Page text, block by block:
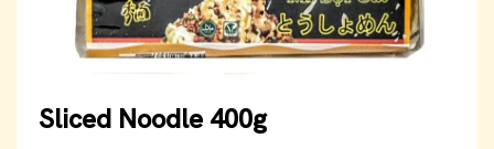
Sliced Noodle 400g